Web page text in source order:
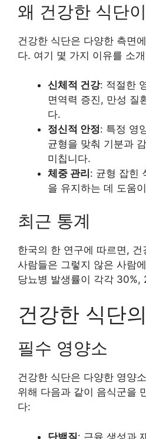
왜 건강한 식단
건강한 식단은 다양한 측면
다. 여기 몇 가지 이유를 소
신체적 건강: 적절한
면역력 증진, 만성 질
다.
정신적 안정: 특정 영
균형을 맞춰 기분과
미칩니다.
체중 관리 : 균형 잡힌
을 유지하는 데 도움
최근 통계
한국의 한 연구에 따르면,
사람들은 그렇지 않은 사람
당뇨병 발생률이 각각 30%,
건강한 식단
필수 영양소
건강한 식단은 다양한 영양
위해 다음과 같이 음식군을
다:
단백질: 근육 생성과